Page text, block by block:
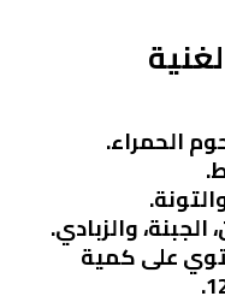
الحمراء.
الجبنة، والزبادي.
على كمية